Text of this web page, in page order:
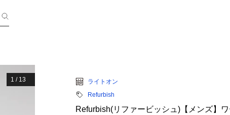
1 / 13
ライトオン
Refurbish
Refurbish(リファービッシュ)【メンズ】